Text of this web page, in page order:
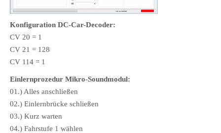
Konfiguration DC-Car-Decoder:
CV 20 = 1
CV 21 = 128
CV 114 = 1
Einlernprozedur Mikro-Soundmodul:
01.) Alles anschließen
02.) Einlernbrücke schließen
03.) Kurz warten
04.) Fahrstufe 1 wählen